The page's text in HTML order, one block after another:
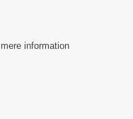
information